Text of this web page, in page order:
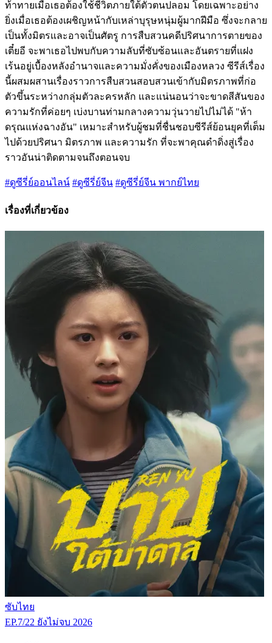
ท้าทายเมื่อเธอต้องใช้ชีวิตภายใต้ตัวตนปลอม โดยเฉพาะอย่าง
ยิ่งเมื่อเธอต้องเผชิญหน้ากับเหล่าบุรุษหนุ่มผู้มากฝีมือ ซึ่งจะกลาย
เป็นทั้งมิตรและอาจเป็นศัตรู การสืบสวนคดีปริศนาการตายของ
เตี๋ยอี จะพาเธอไปพบกับความลับที่ซับซ้อนและอันตรายที่แฝง
เร้นอยู่เบื้องหลังอำนาจและความมั่งคั่งของเมืองหลวง ซีรีส์เรื่อง
นี้ผสมผสานเรื่องราวการสืบสวนสอบสวนเข้ากับมิตรภาพที่ก่อ
ตัวขึ้นระหว่างกลุ่มตัวละครหลัก และแน่นอนว่าจะขาดสีสันของ
ความรักที่ค่อยๆ เบ่งบานท่ามกลางความวุ่นวายไปไม่ได้ "ห้า
ดรุณแห่งฉางอัน" เหมาะสำหรับผู้ชมที่ชื่นชอบซีรีส์ย้อนยุคที่เต็ม
ไปด้วยปริศนา มิตรภาพ และความรัก ที่จะพาคุณดำดิ่งสู่เรื่อง
ราวอันน่าติดตามจนถึงตอนจบ
#ดูซีรี่ย์ออนไลน์ #ดูซีรี่ย์จีน #ดูซีรี่ย์จีน พากย์ไทย
เรื่องที่เกี่ยวข้อง
ซับไทย
EP.7/22 ยังไม่จบ 2026